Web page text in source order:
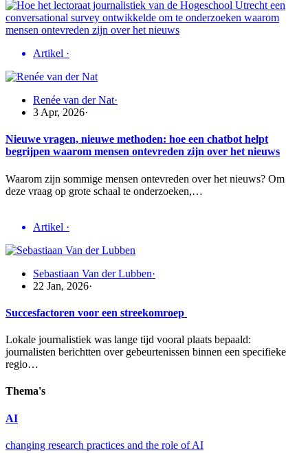
Artikel ·
Renée van der Nat·
3 Apr, 2026·
Nieuwe vragen, nieuwe methoden: hoe een chatbot helpt
begrijpen waarom mensen ontevreden zijn over het nieuws
Waarom zijn sommige mensen ontevreden over het nieuws? Om
deze vraag op grote schaal te onderzoeken,…
Artikel ·
Sebastiaan Van der Lubben·
22 Jan, 2026·
Succesfactoren voor een streekomroep
Lokale journalistiek was lange tijd vooral plaats bepaald:
journalisten berichtten over gebeurtenissen binnen een specifieke
regio…
Thema's
AI
changing research practices and the role of AI